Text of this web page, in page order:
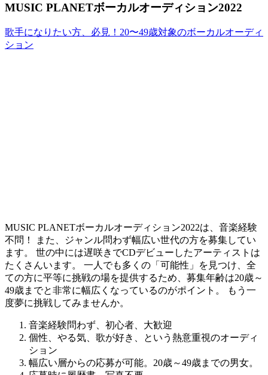
MUSIC PLANETボーカルオーディション2022
歌手になりたい方、必見！20〜49歳対象のボーカルオーディ
ション
MUSIC PLANETボーカルオーディション2022は、音楽経験
不問！ また、ジャンル問わず幅広い世代の方を募集してい
ます。 世の中には遅咲きでCDデビューしたアーティストは
たくさんいます。 一人でも多くの「可能性」を見つけ、全
ての方に平等に挑戦の場を提供するため、募集年齢は20歳～
49歳までと非常に幅広くなっているのがポイント。
もう一
度夢に挑戦してみませんか。
音楽経験問わず、初心者、大歓迎
個性、やる気、歌が好き、という熱意重視のオーディ
ション
幅広い層からの応募が可能。20歳～49歳までの男女。